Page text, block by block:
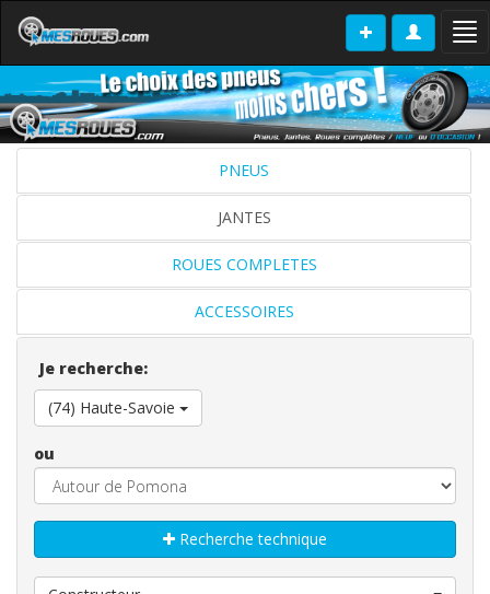
PNEUS
JANTES
ROUES COMPLETES
ACCESSOIRES
Je recherche:
(74) Haute-Savoie
ou
Recherche technique